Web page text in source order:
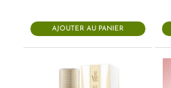
AJOUTER AU PANIER